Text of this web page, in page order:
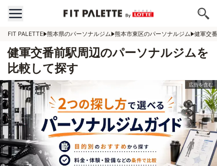
FIT PALETTE 熊本県のパーソナルジム 熊本市東区のパーソナルジム 健軍交
健軍交番前駅周辺のパーソナルジムを
比較して探す